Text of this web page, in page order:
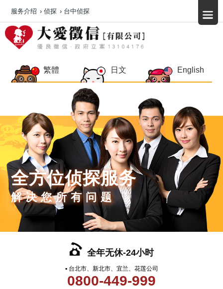
繁體 日文 English
全方位侦探服务
解决您所有问题
全年无休-24小时
▪ 台北市、新北市、宜兰、花莲公司
0800-449-999
服务介绍 › 侦探 › 台中侦探